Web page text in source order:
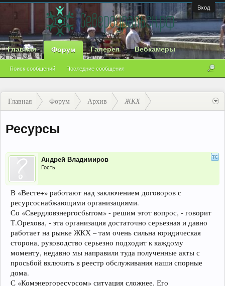
Вход
Главная Форум
Поиск сообщений Последние сообщения
Галерея Вебкамеры
Главная Форум Архив ЖКХ
Ресурсы
Андрей Владимиров
Гость
В «Весте+» работают над заключением договоров с
ресурсоснабжающими организациями.
Со «Свердловэнергосбытом» - решим этот вопрос, - говорит
Т.Орехова, - эта организация достаточно серьезная и давно
работает на рынке ЖКХ – там очень сильна юридическая
сторона, руководство серьезно подходит к каждому
моменту, недавно мы направили туда полученные акты с
просьбой включить в реестр обслуживания наши спорные
дома.
С «Комэнергоресурсом» ситуация сложнее. Его